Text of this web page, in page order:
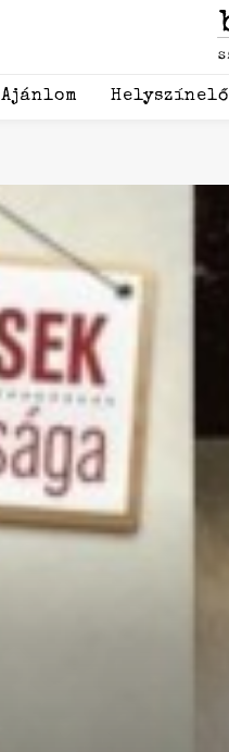
Ajánlom Helyszínelő